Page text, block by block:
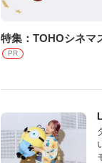
特集：TOHOシネマ
PR